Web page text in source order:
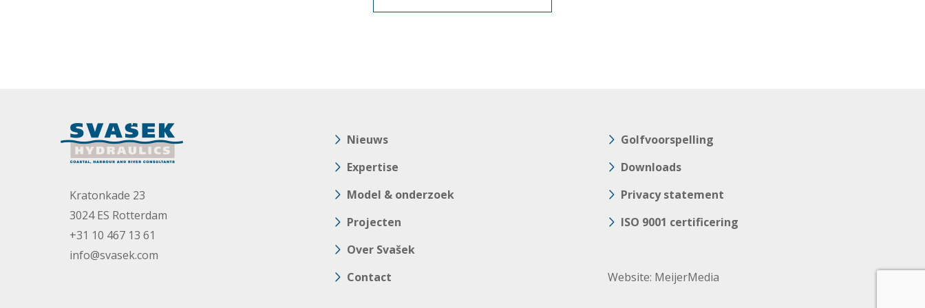
Kratonkade 23
3024 ES Rotterdam
+31 10 467 13 61
info@svasek.com
Nieuws
Expertise
Model & onderzoek
Projecten
Over Svašek
Contact
Golfvoorspelling
Downloads
Privacy statement
ISO 9001 certificering
Website: MeijerMedia